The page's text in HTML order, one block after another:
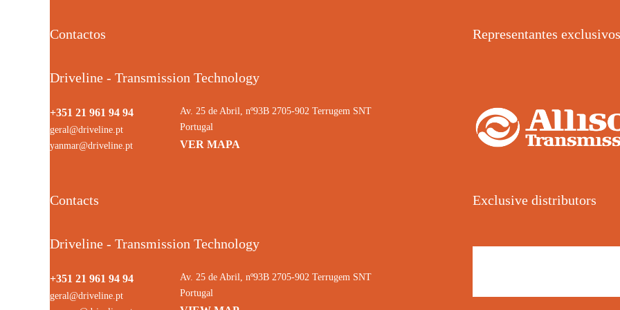
Contactos
Driveline - Transmission Technology
+351 21 961 94 94
geral@driveline.pt
yanmar@driveline.pt
Av. 25 de Abril, nº93B 2705-902 Terrugem SNT
Portugal
VER MAPA
Representantes exclusivos
Contacts
Driveline - Transmission Technology
+351 21 961 94 94
geral@driveline.pt
Av. 25 de Abril, nº93B 2705-902 Terrugem SNT
Portugal
Exclusive distributors